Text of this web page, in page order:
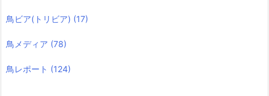
鳥ビア(トリビア) (17)
鳥メディア (78)
鳥レポート (124)